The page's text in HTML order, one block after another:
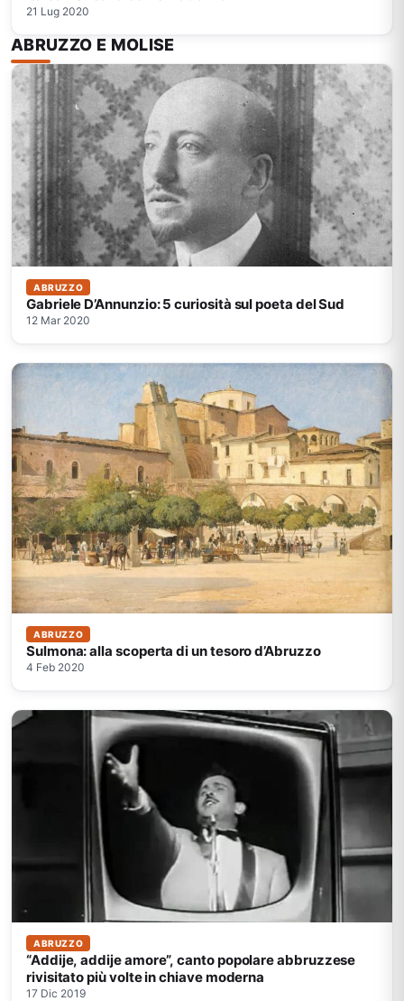
21 Lug 2020
ABRUZZO E MOLISE
ABRUZZO
Gabriele D’Annunzio: 5 curiosità sul poeta del Sud
12 Mar 2020
ABRUZZO
Sulmona: alla scoperta di un tesoro d’Abruzzo
4 Feb 2020
ABRUZZO
“Addije, addije amore”, canto popolare abbruzzese
rivisitato più volte in chiave moderna
17 Dic 2019